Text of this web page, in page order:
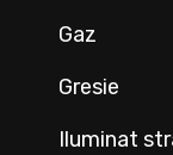
Gaz
Gresie
Iluminat